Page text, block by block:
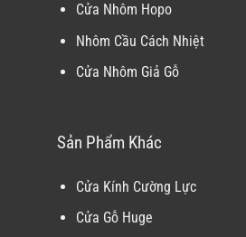
Cửa Nhôm Hopo
Nhôm Cầu Cách Nhiệt
Cửa Nhôm Giả Gỗ
Sản Phẩm Khác
Cửa Kính Cường Lực
Cửa Gỗ Huge